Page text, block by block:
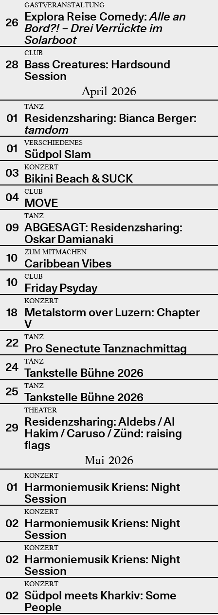
26
GASTVERANSTALTUNG
Explora Reise Comedy:Alle an
Bord?! – Drei Verrückte im
Solarboot
28
CLUB
Bass Creatures: Hardsound
Session
April 2026
01
TANZ
Residenzsharing: Bianca Berger:
tamdom
01
VERSCHIEDENES
Südpol Slam
03
KONZERT
Bikini Beach & SUCK
04
CLUB
MOVE
09
TANZ
ABGESAGT: Residenzsharing:
Oskar Damianaki
10
ZUM MITMACHEN
Caribbean Vibes
10
CLUB
Friday Psyday
18
KONZERT
Metalstorm over Luzern: Chapter
V
22
TANZ
Pro Senectute Tanznachmittag
24
TANZ
Tankstelle Bühne 2026
25
TANZ
Tankstelle Bühne 2026
29
THEATER
Residenzsharing: Aldebs / Al
Hakim / Caruso / Zünd: raising
flags
Mai 2026
01
KONZERT
Harmoniemusik Kriens: Night
Session
02
KONZERT
Harmoniemusik Kriens: Night
Session
02
KONZERT
Harmoniemusik Kriens: Night
Session
02
KONZERT
Südpol meets Kharkiv: Some
People